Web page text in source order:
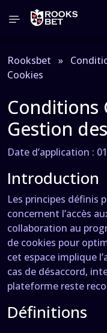
Rooksbet »
Cookies
Conditions
Gestion
Date d’application :
Introduction
Les principes définis
concernent l’accès
collaboration au
de cookies pour
cet espace implique
cas de désaccord,
plateforme reste
Définitions